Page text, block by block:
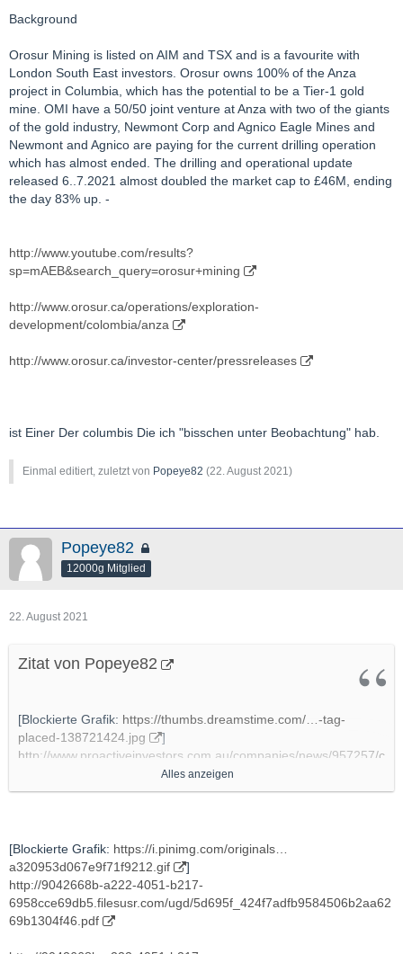
Background
Orosur Mining is listed on AIM and TSX and is a favourite with
London South East investors. Orosur owns 100% of the Anza
project in Columbia, which has the potential to be a Tier-1 gold
mine. OMI have a 50/50 joint venture at Anza with two of the giants
of the gold industry, Newmont Corp and Agnico Eagle Mines and
Newmont and Agnico are paying for the current drilling operation
which has almost ended. The drilling and operational update
released 6..7.2021 almost doubled the market cap to £46M, ending
the day 83% up. -
http://www.youtube.com/results?
sp=mAEB&search_query=orosur+mining
http://www.orosur.ca/operations/exploration-
development/colombia/anza
http://www.orosur.ca/investor-center/pressreleases
ist Einer Der columbis Die ich "bisschen unter Beobachtung" hab.
Einmal editiert, zuletzt von Popeye82 (22. August 2021)
Popeye82
12000g Mitglied
22. August 2021
Zitat von Popeye82
[Blockierte Grafik: https://thumbs.dreamstime.com/…-tag-
placed-138721424.jpg
]
http://www.proactiveinvestors.com.au/companies/news/957257/c
offee-with-samso-the-real-value-of-blackstone-minerals-
957257.html
- Chapters
00:00 Introduction
01:24 How is the business going?
Alles anzeigen
[Blockierte Grafik: https://i.pinimg.com/originals…
a320953d067e9f71f9212.gif
]
http://9042668b-a222-4051-b217-
6958cce69db5.filesusr.com/ugd/5d695f_424f7adfb9584506b2aa62
69b1304f46.pdf